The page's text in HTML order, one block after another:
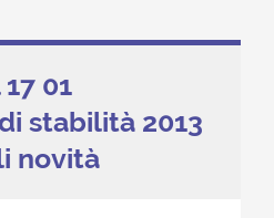
01
stabilità 2013
novità